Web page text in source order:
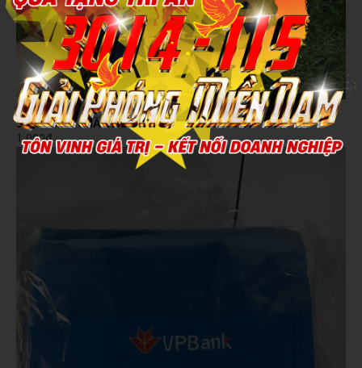
Xem chi tiết
SẢN XUẤT CHĂN MỀN THEO YÊU CẦU
1,000đ